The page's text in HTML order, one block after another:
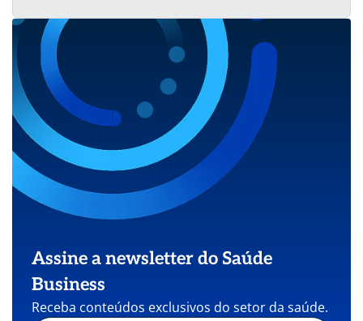
Assine a newsletter do Saúde
Business
Receba conteúdos exclusivos do setor da saúde.